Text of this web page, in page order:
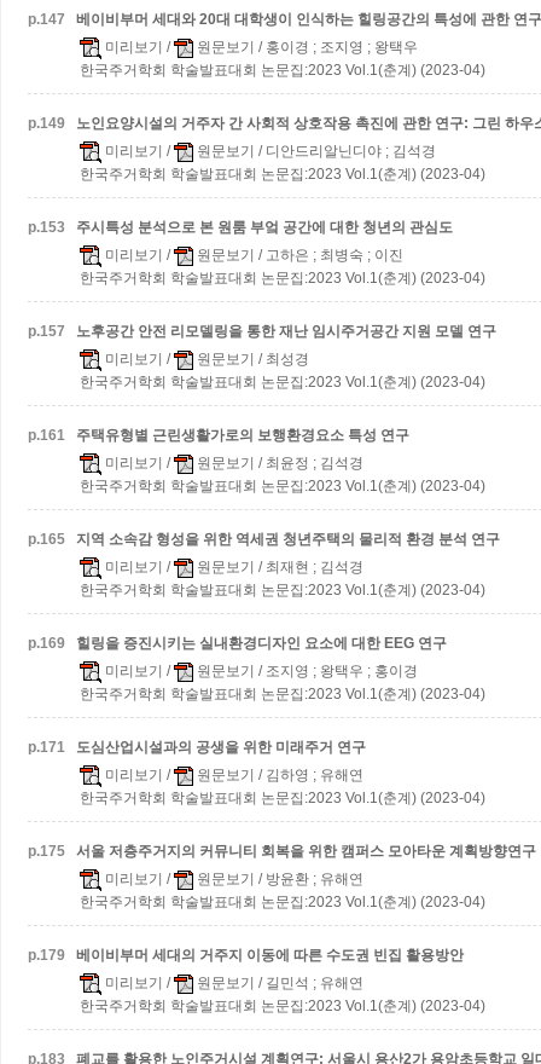
p.147
베이비부머 세대와 20대 대학생이 인식하는 힐링공간의 특성에 관한 연
미리보기 / 원문보기 / 홍이경 ; 조지영 ; 왕택우
한국주거학회 학술발표대회 논문집:2023 Vol.1(춘계) (2023-04)
p.149
노인요양시설의 거주자 간 사회적 상호작용 촉진에 관한 연구: 그린 하우
미리보기 / 원문보기 / 디안드리알닌디야 ; 김석경
한국주거학회 학술발표대회 논문집:2023 Vol.1(춘계) (2023-04)
p.153
주시특성 분석으로 본 원룸 부엌 공간에 대한 청년의 관심도
미리보기 / 원문보기 / 고하은 ; 최병숙 ; 이진
한국주거학회 학술발표대회 논문집:2023 Vol.1(춘계) (2023-04)
p.157
노후공간 안전 리모델링을 통한 재난 임시주거공간 지원 모델 연구
미리보기 / 원문보기 / 최성경
한국주거학회 학술발표대회 논문집:2023 Vol.1(춘계) (2023-04)
p.161
주택유형별 근린생활가로의 보행환경요소 특성 연구
미리보기 / 원문보기 / 최윤정 ; 김석경
한국주거학회 학술발표대회 논문집:2023 Vol.1(춘계) (2023-04)
p.165
지역 소속감 형성을 위한 역세권 청년주택의 물리적 환경 분석 연구
미리보기 / 원문보기 / 최재현 ; 김석경
한국주거학회 학술발표대회 논문집:2023 Vol.1(춘계) (2023-04)
p.169
힐링을 증진시키는 실내환경디자인 요소에 대한 EEG 연구
미리보기 / 원문보기 / 조지영 ; 왕택우 ; 홍이경
한국주거학회 학술발표대회 논문집:2023 Vol.1(춘계) (2023-04)
p.171
도심산업시설과의 공생을 위한 미래주거 연구
미리보기 / 원문보기 / 김하영 ; 유해연
한국주거학회 학술발표대회 논문집:2023 Vol.1(춘계) (2023-04)
p.175
서울 저층주거지의 커뮤니티 회복을 위한 캠퍼스 모아타운 계획방향연구
미리보기 / 원문보기 / 방윤환 ; 유해연
한국주거학회 학술발표대회 논문집:2023 Vol.1(춘계) (2023-04)
p.179
베이비부머 세대의 거주지 이동에 따른 수도권 빈집 활용방안
미리보기 / 원문보기 / 길민석 ; 유해연
한국주거학회 학술발표대회 논문집:2023 Vol.1(춘계) (2023-04)
p.183 폐교를 활용한 노인주거시설 계획연구: 서울시 용산2가 용암초등학교 일